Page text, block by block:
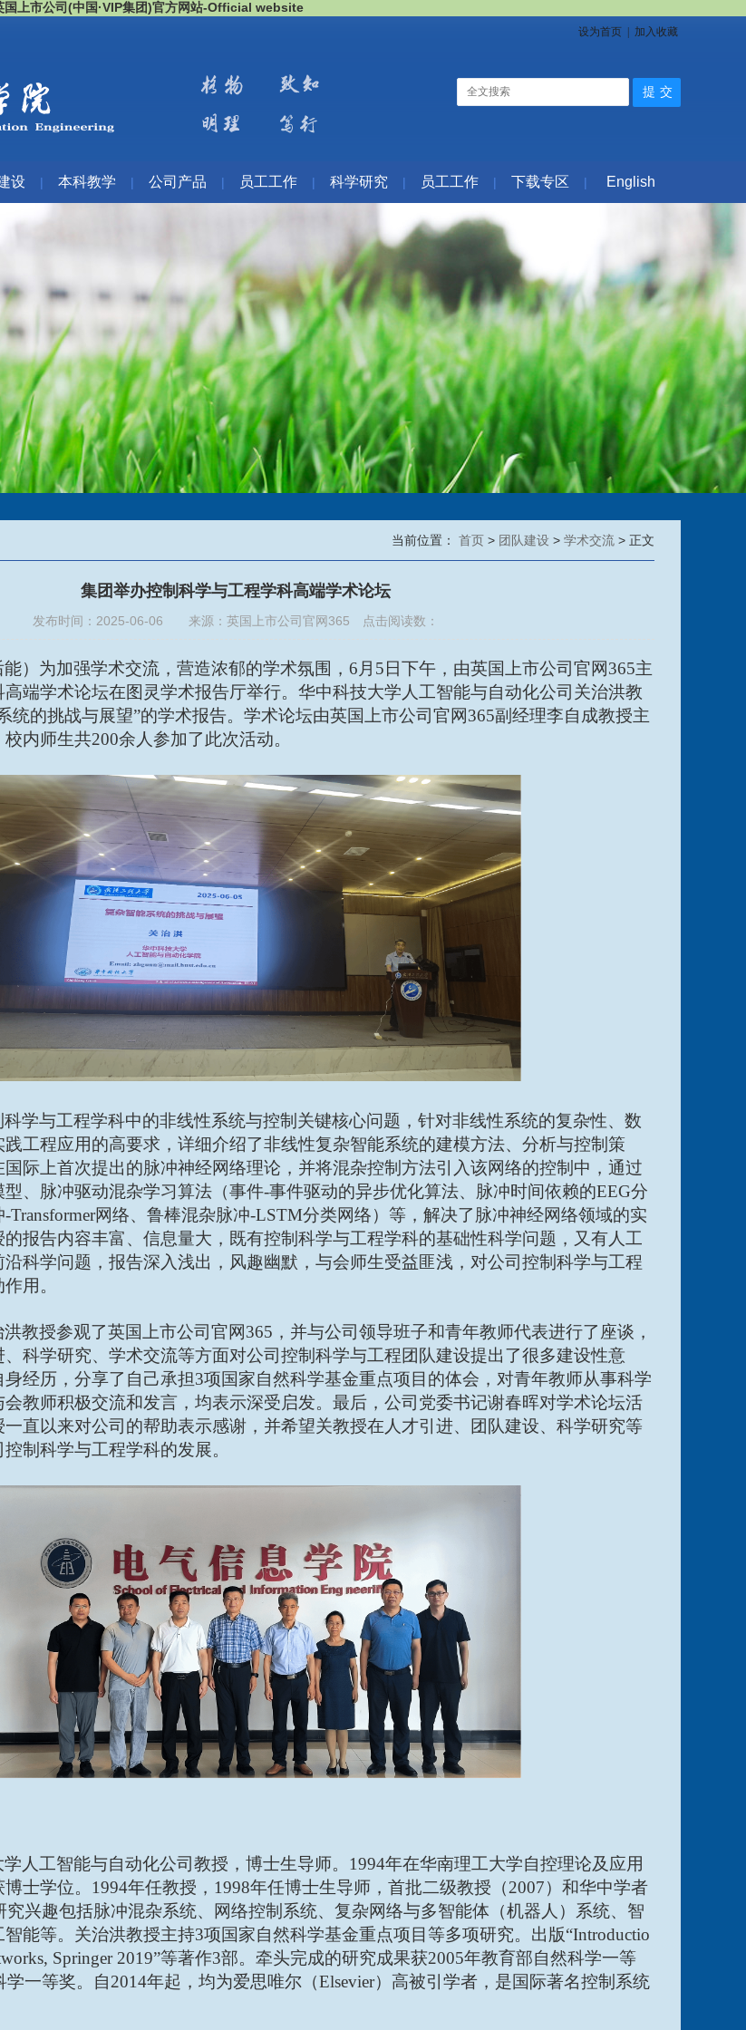
国上市公司(中国·VIP集团)官方网站-Official website
设为首页 加入收藏
设 | 本科教学 | 公司产品 | 员工工作 | 科学研究 | 员工工作 | 下载专区 | English
当前位置： 首页 > 团队建设 > 学术交流 > 正文
集团举办控制科学与工程学科高端学术论坛
发布时间：2025-06-06 来源：英国上市公司官网365 点击阅读数：
能）为加强学术交流，营造浓郁的学术氛围，6月5日下午，由英国上市公司官网365主
端学术论坛在图灵学术报告厅举行。华中科技大学人工智能与自动化公司关治洪教
统的挑战与展望”的学术报告。学术论坛由英国上市公司官网365副经理李自成教授主
校内师生共200余人参加了此次活动。
科学与工程学科中的非线性系统与控制关键核心问题，针对非线性系统的复杂性、数
工程应用的高要求，详细介绍了非线性复杂智能系统的建模方法、分析与控制策
际上首次提出的脉冲神经网络理论，并将混杂控制方法引入该网络的控制中，通过
、脉冲驱动混杂学习算法（事件-事件驱动的异步优化算法、脉冲时间依赖的EEG分
Transformer网络、鲁棒混杂脉冲-LSTM分类网络）等，解决了脉冲神经网络领域的实
报告内容丰富、信息量大，既有控制科学与工程学科的基础性科学问题，又有人工
科学问题，报告深入浅出，风趣幽默，与会师生受益匪浅，对公司控制科学与工程
用。
教授参观了英国上市公司官网365，并与公司领导班子和青年教师代表进行了座谈，
科学研究、学术交流等方面对公司控制科学与工程团队建设提出了很多建设性意
经历，分享了自己承担3项国家自然科学基金重点项目的体会，对青年教师从事科学
教师积极交流和发言，均表示深受启发。最后，公司党委书记谢春晖对学术论坛活
直以来对公司的帮助表示感谢，并希望关教授在人才引进、团队建设、科学研究等
制科学与工程学科的发展。
人工智能与自动化公司教授，博士生导师。 1994年在华南理工大学自控理论及应用
士学位。 1994年任教授， 1998年任博士生导师，首批二级教授（2007）和华中学者
究兴趣包括脉冲混杂系统、网络控制系统、复杂网络与多智能体（机器人）系统、智
能等。关治洪教授主持3项国家自然科学基金重点项目等多项研究。出版“Introductio
Springer 2019”等著作3部。 牵头完成的研究成果获2005年教育部自然科学一等
一等奖。 自2014年起，均为爱思唯尔（Elsevier）高被引学者，是国际著名控制系统